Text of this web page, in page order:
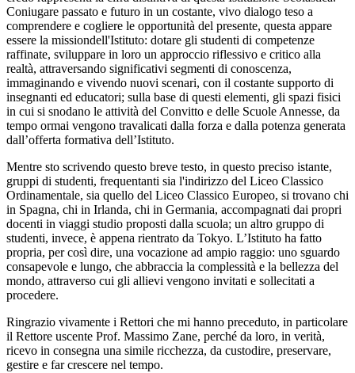
Coniugare passato e futuro in un costante, vivo dialogo teso a
comprendere e cogliere le opportunità del presente, questa appare
essere la missiondell'Istituto: dotare gli studenti di competenze
raffinate, sviluppare in loro un approccio riflessivo e critico alla
realtà, attraversando significativi segmenti di conoscenza,
immaginando e vivendo nuovi scenari, con il costante supporto di
insegnanti ed educatori; sulla base di questi elementi, gli spazi fisici
in cui si snodano le attività del Convitto e delle Scuole Annesse, da
tempo ormai vengono travalicati dalla forza e dalla potenza generata
dall’offerta formativa dell’Istituto.
Mentre sto scrivendo questo breve testo, in questo preciso istante,
gruppi di studenti, frequentanti sia l'indirizzo del Liceo Classico
Ordinamentale, sia quello del Liceo Classico Europeo, si trovano chi
in Spagna, chi in Irlanda, chi in Germania, accompagnati dai propri
docenti in viaggi studio proposti dalla scuola; un altro gruppo di
studenti, invece, è appena rientrato da Tokyo. L’Istituto ha fatto
propria, per così dire, una vocazione ad ampio raggio: uno sguardo
consapevole e lungo, che abbraccia la complessità e la bellezza del
mondo, attraverso cui gli allievi vengono invitati e sollecitati a
procedere.
Ringrazio vivamente i Rettori che mi hanno preceduto, in particolare
il Rettore uscente Prof. Massimo Zane, perché da loro, in verità,
ricevo in consegna una simile ricchezza, da custodire, preservare,
gestire e far crescere nel tempo.